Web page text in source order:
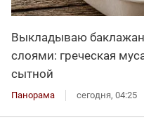
Выкладываю
слоями: греческая
сытной
Панорама сегодня, 04:25